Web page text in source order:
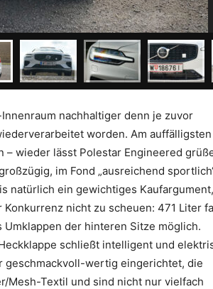
nachhaltiger denn je zuvor
worden. Am auffälligsten
wieder lässt Polestar Engineered
im Fond „ausreichend
natürlich ein gewichtiges Kaufargument,
nicht zu scheuen: 471 Liter
der hinteren Sitze möglich.
schließt intelligent und
geschmackvoll-wertig eingerichtet, die
Mesh-Textil und sind nicht nur vielfach